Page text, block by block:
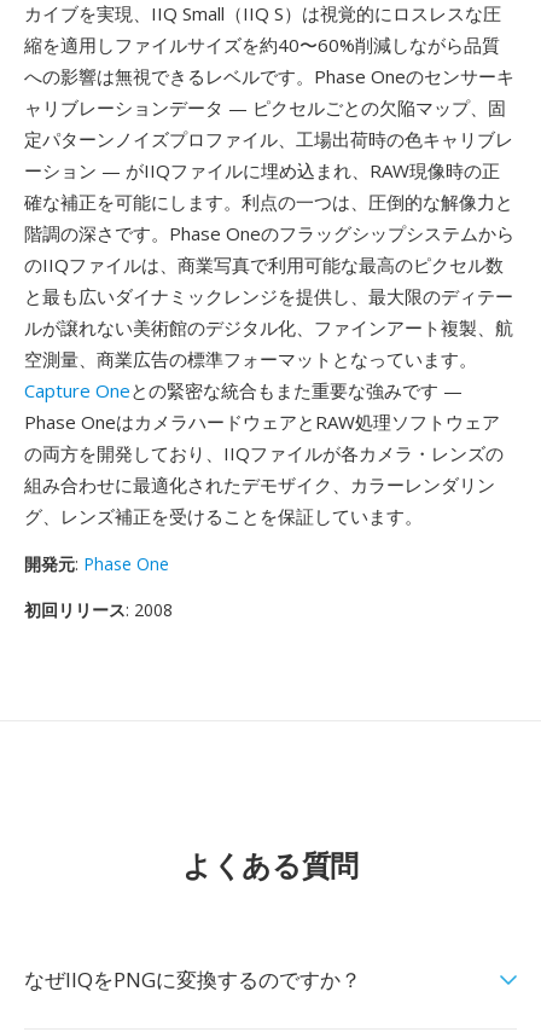
カイブを実現、IIQ Small（IIQ S）は視覚的にロスレスな圧
縮を適用しファイルサイズを約40〜60%削減しながら品質
への影響は無視できるレベルです。Phase Oneのセンサーキ
ャリブレーションデータ — ピクセルごとの欠陥マップ、固
定パターンノイズプロファイル、工場出荷時の色キャリブレ
ーション — がIIQファイルに埋め込まれ、RAW現像時の正
確な補正を可能にします。利点の一つは、圧倒的な解像力と
階調の深さです。Phase Oneのフラッグシップシステムから
のIIQファイルは、商業写真で利用可能な最高のピクセル数
と最も広いダイナミックレンジを提供し、最大限のディテー
ルが譲れない美術館のデジタル化、ファインアート複製、航
空測量、商業広告の標準フォーマットとなっています。
Capture Oneとの緊密な統合もまた重要な強みです —
Phase OneはカメラハードウェアとRAW処理ソフトウェア
の両方を開発しており、IIQファイルが各カメラ・レンズの
組み合わせに最適化されたデモザイク、カラーレンダリン
グ、レンズ補正を受けることを保証しています。
開発元: Phase One
初回リリース: 2008
よくある質問
なぜIIQをPNGに変換するのですか？